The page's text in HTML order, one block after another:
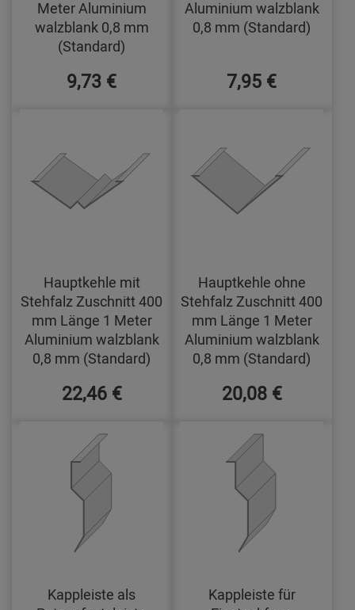
Meter Aluminium
walzblank 0,8 mm
(Standard)
9,73 €
Aluminium walzblank
0,8 mm (Standard)
7,95 €
Hauptkehle mit
Stehfalz Zuschnitt 400
mm Länge 1 Meter
Aluminium walzblank
0,8 mm (Standard)
22,46 €
Hauptkehle ohne
Stehfalz Zuschnitt 400
mm Länge 1 Meter
Aluminium walzblank
0,8 mm (Standard)
20,08 €
Kappleiste als
Kappleiste für